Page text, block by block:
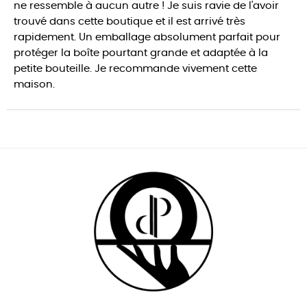
ne ressemble à aucun autre ! Je suis ravie de l'avoir
trouvé dans cette boutique et il est arrivé très
rapidement. Un emballage absolument parfait pour
protéger la boîte pourtant grande et adaptée à la
petite bouteille. Je recommande vivement cette
maison.